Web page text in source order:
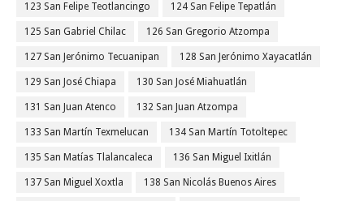
123 San Felipe Teotlancingo 124 San Felipe Tepatlán
125 San Gabriel Chilac 126 San Gregorio Atzompa
127 San Jerónimo Tecuanipan 128 San Jerónimo Xayacatlán
129 San José Chiapa 130 San José Miahuatlán
131 San Juan Atenco 132 San Juan Atzompa
133 San Martín Texmelucan 134 San Martín Totoltepec
135 San Matías Tlalancaleca 136 San Miguel Ixitlán
137 San Miguel Xoxtla 138 San Nicolás Buenos Aires